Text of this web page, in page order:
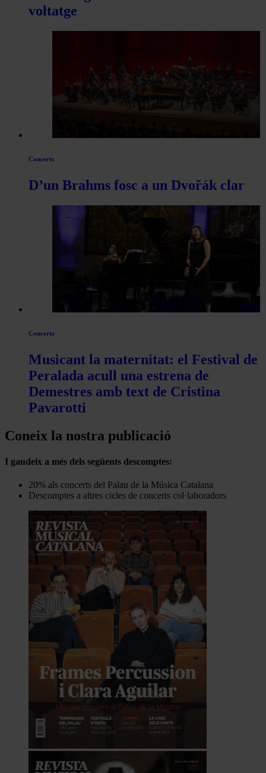
voltatge
Concerts
D’un Brahms fosc a un Dvořák clar
Concerts
Musicant la maternitat: el Festival de
Peralada acull una estrena de
Demestres amb text de Cristina
Pavarotti
Coneix la nostra publicació
I gaudeix a més dels següents descomptes:
20% als concerts del Palau de la Música Catalana
Descomptes a altres cicles de concerts col·laboradors